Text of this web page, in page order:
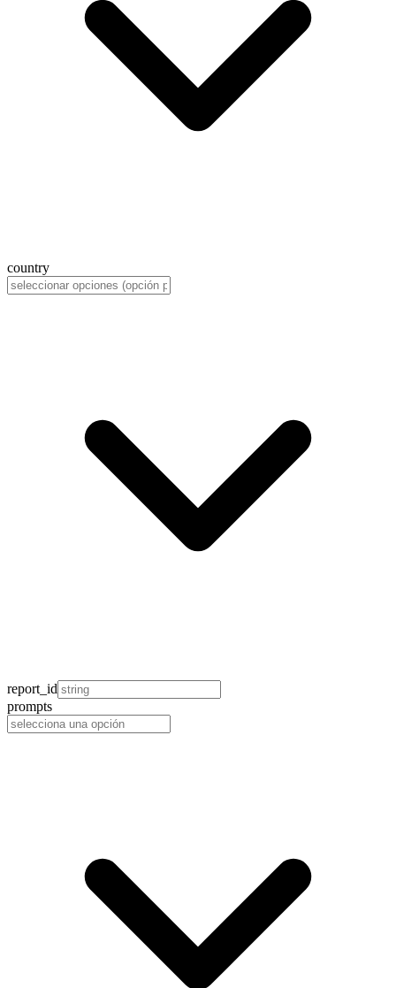
country
report_id
prompts